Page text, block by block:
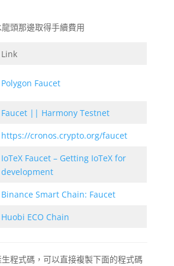
頭那邊取得手續費用
Link
Polygon Faucet
Faucet || Harmony Testnet
https://cronos.crypto.org/faucet
IoTeX Faucet – Getting IoTeX for
development
Binance Smart Chain: Faucet
Huobi ECO Chain
程式碼，可以直接複製下面的程式碼